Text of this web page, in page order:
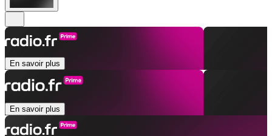
En savoir plus
En savoir plus